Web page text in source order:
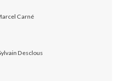
Carné
Desclous